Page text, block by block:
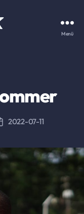
Menü
2022-07-11